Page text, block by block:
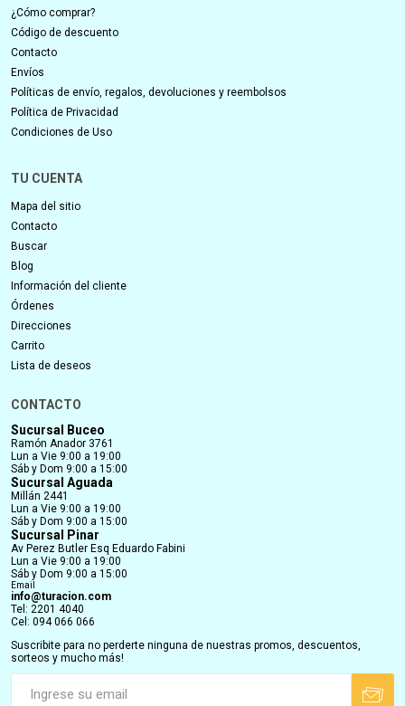
¿Cómo comprar?
Código de descuento
Contacto
Envíos
Políticas de envío, regalos, devoluciones y reembolsos
Política de Privacidad
Condiciones de Uso
TU CUENTA
Mapa del sitio
Contacto
Buscar
Blog
Información del cliente
Órdenes
Direcciones
Carrito
Lista de deseos
CONTACTO
Sucursal Buceo
Ramón Anador 3761
Lun a Vie 9:00 a 19:00
Sáb y Dom 9:00 a 15:00
Sucursal Aguada
Millán 2441
Lun a Vie 9:00 a 19:00
Sáb y Dom 9:00 a 15:00
Sucursal Pinar
Av Perez Butler Esq Eduardo Fabini
Lun a Vie 9:00 a 19:00
Sáb y Dom 9:00 a 15:00
Email
info@turacion.com
Tel: 2201 4040
Cel: 094 066 066
Suscribite para no perderte ninguna de nuestras promos, descuentos,
sorteos y mucho más!